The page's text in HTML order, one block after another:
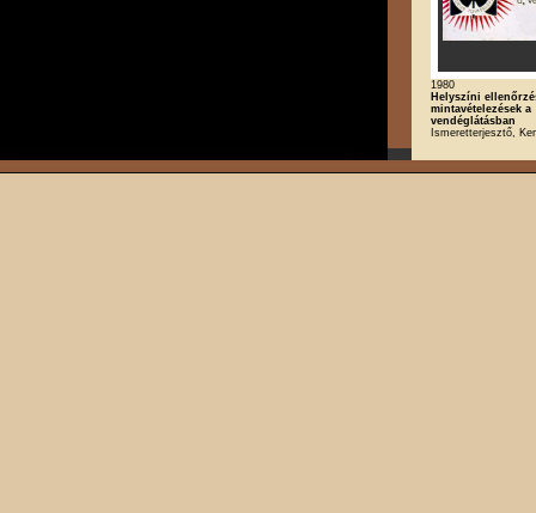
1980
Helyszíni
mintavételezések a
vendéglátásban
Ismeretterjesztő,